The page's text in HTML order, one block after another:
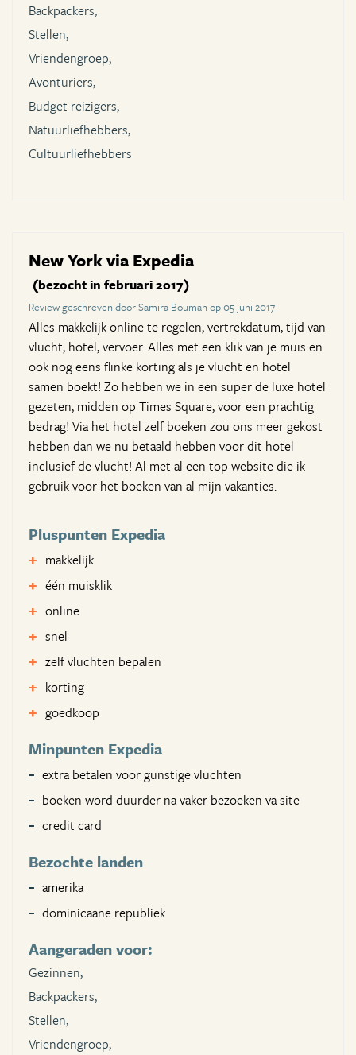
Backpackers,
Stellen,
Vriendengroep,
Avonturiers,
Budget reizigers,
Natuurliefhebbers,
Cultuurliefhebbers
New York via Expedia
(bezocht in februari 2017)
Review geschreven door Samira Bouman op 05 juni 2017
Alles makkelijk online te regelen, vertrekdatum, tijd van
vlucht, hotel, vervoer. Alles met een klik van je muis en
ook nog eens flinke korting als je vlucht en hotel
samen boekt! Zo hebben we in een super de luxe hotel
gezeten, midden op Times Square, voor een prachtig
bedrag! Via het hotel zelf boeken zou ons meer gekost
hebben dan we nu betaald hebben voor dit hotel
inclusief de vlucht! Al met al een top website die ik
gebruik voor het boeken van al mijn vakanties.
Pluspunten Expedia
makkelijk
één muisklik
online
snel
zelf vluchten bepalen
korting
goedkoop
Minpunten Expedia
extra betalen voor gunstige vluchten
boeken word duurder na vaker bezoeken va site
credit card
Bezochte landen
amerika
dominicaane republiek
Aangeraden voor:
Gezinnen,
Backpackers,
Stellen,
Vriendengroep,